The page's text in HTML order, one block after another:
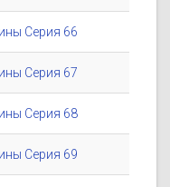
Серия 66
Серия 67
Серия 68
Серия 69